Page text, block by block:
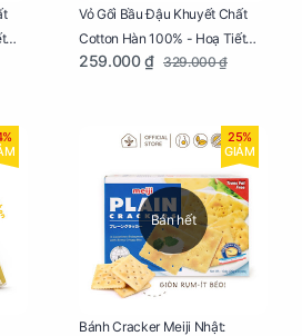
Vỏ Gối Bầu Đậu Khuyết Chất
Cotton Hàn 100% - Hoạ Tiết
Ziczac
259.000 ₫ 329.000 ₫
Bán hết
25%
GIẢM
Bánh Cracker Meiji Nhật: